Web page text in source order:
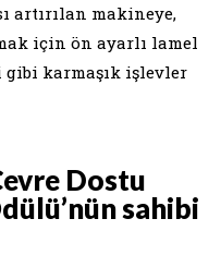
artırılan makineye,
için ön ayarlı lamel
gibi karmaşık işlevler
Dostu
sahibi